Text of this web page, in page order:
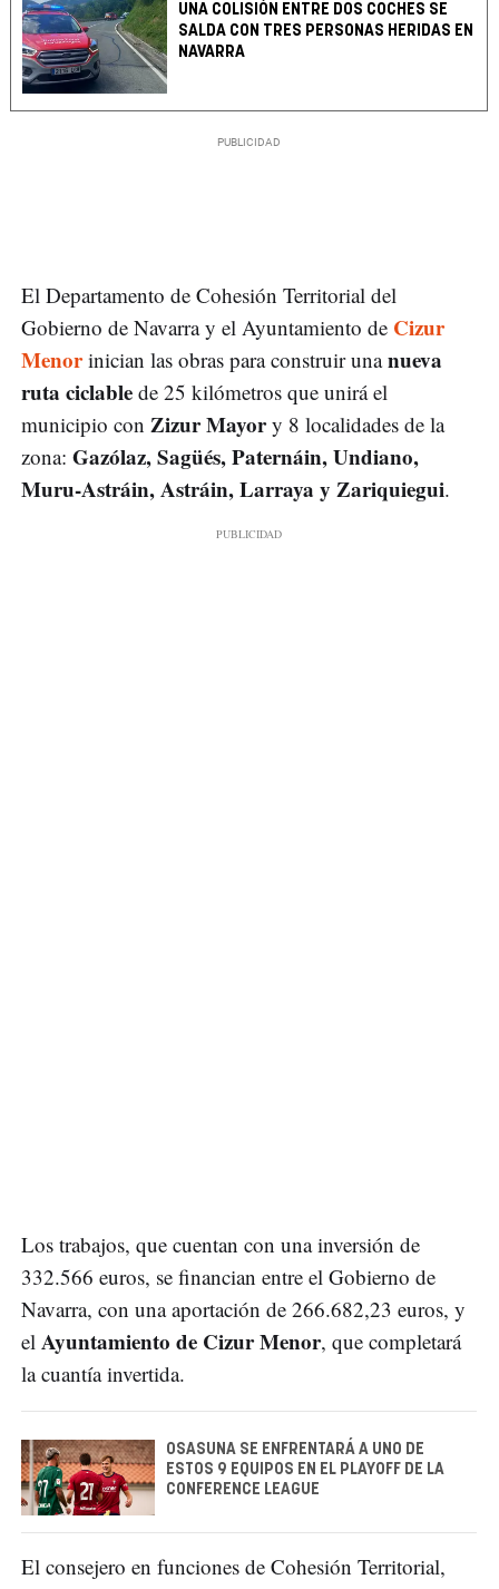
UNA COLISIÓN ENTRE DOS COCHES SE
SALDA CON TRES PERSONAS HERIDAS EN
NAVARRA
El Departamento de Cohesión Territorial del
Gobierno de Navarra y el Ayuntamiento de Cizur
Menor inician las obras para construir unanueva
ruta ciclable de 25 kilómetros que unirá el
municipio con Zizur Mayory 8 localidades de la
zona: Gazólaz, Sagüés, Paternáin, Undiano,
Muru-Astráin, Astráin, Larraya y Zariquiegui.
Los trabajos, que cuentan con una inversión de
332.566 euros, se financian entre el Gobierno de
Navarra, con una aportación de 266.682,23 euros, y
el Ayuntamiento de Cizur Menor, que completará
la cuantía invertida.
OSASUNA SE ENFRENTARÁ A UNO DE
ESTOS 9 EQUIPOS EN EL PLAYOFF DE LA
CONFERENCE LEAGUE
El consejero en funciones de Cohesión Territorial,